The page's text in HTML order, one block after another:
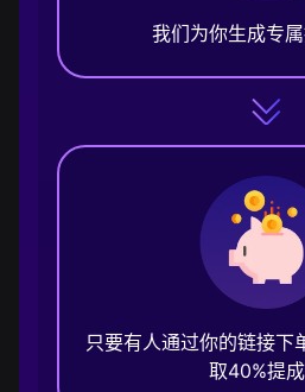
我们为你生成专
只要有人通过你的链接下
取40%提成